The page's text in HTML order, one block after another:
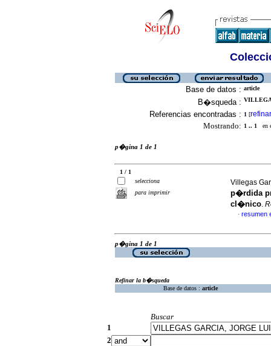
Base de datos : article
B�squeda :
Referencias encontradas : 1 [refinar
Mostrando: 1 .. 1 en
p�gina 1 de 1
1 / 1
selecciona
para imprimir
Villegas
p�rdida
cl�nico.
· resumen
p�gina 1 de 1
Refinar la b�squeda
Base de datos : article
Buscar
1
2